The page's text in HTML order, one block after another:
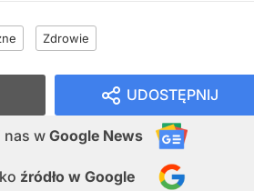
Zdrowie
UDOSTĘPNIJ
nas w Google News
źródło w Google